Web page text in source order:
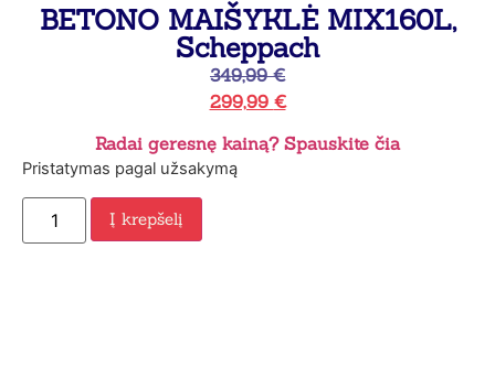
BETONO MAIŠYKLĖ MIX160L,
Scheppach
349,99€
299,99 €
Radai geresnę kainą? Spauskite čia
Pristatymas pagal užsakymą
Į krepšelį